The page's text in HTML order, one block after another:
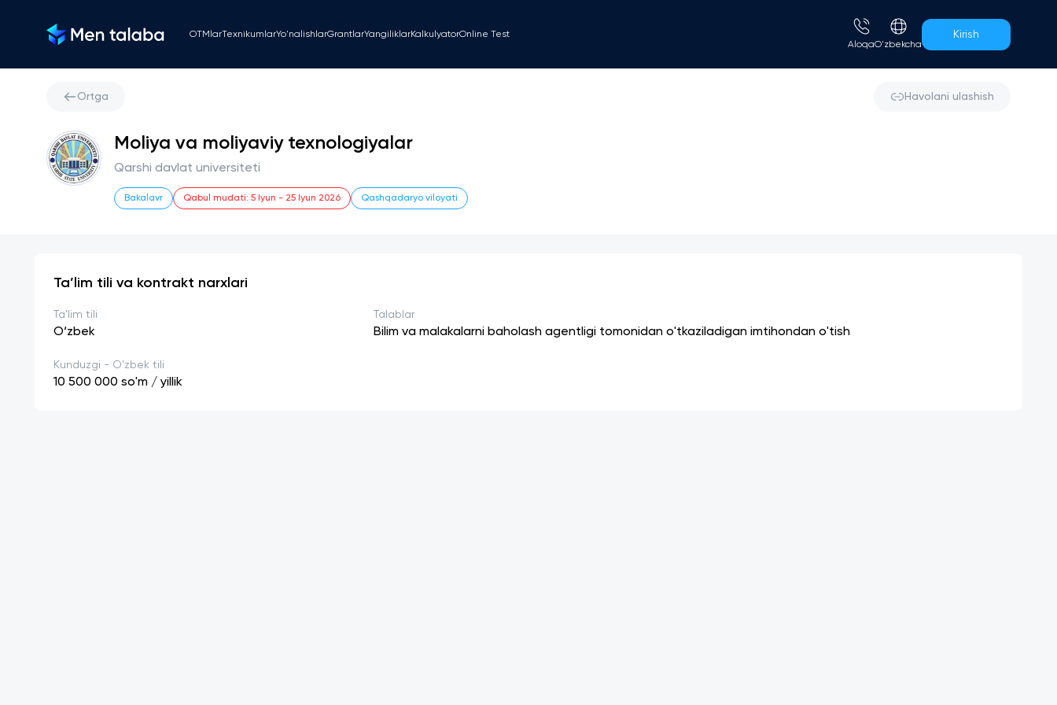
OTMlarTexnikumlarYo'nalishlarGrantlarYangiliklarKalkulyatorOnline Test
AloqaO'zbekcha
Kirish
Ortga Havolani ulashish
Moliya va moliyaviy texnologiyalar
Qarshi davlat universiteti
Bakalavr Qabul mudati: 5 Iyun - 25 Iyun 2026 Qashqadaryo viloyati
Ta’lim tili va kontrakt narxlari
Ta'lim tili
O‘zbek
Talablar
Bilim va malakalarni baholash agentligi tomonidan o'tkaziladigan imtihondan o'tish
Kunduzgi - O'zbek tili
10 500 000 so'm / yillik